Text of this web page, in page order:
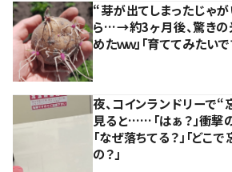
“芽が出てしまったじゃ
ら…→約3ヶ月後、驚きの
めたｗｗ」「育ててみたいで
夜、コインランドリーで“
見ると……「はぁ？」衝撃
「なぜ落ちてる？」「どこ
の？」